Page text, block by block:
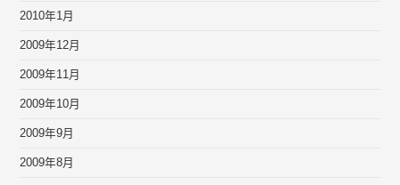
2010年1月
2009年12月
2009年11月
2009年10月
2009年9月
2009年8月